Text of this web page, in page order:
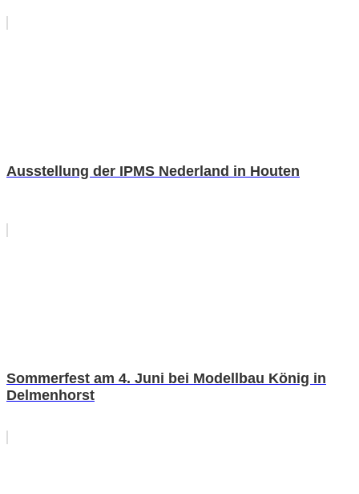
Ausstellung der IPMS Nederland in Houten
Sommerfest am 4. Juni bei Modellbau König in
Delmenhorst